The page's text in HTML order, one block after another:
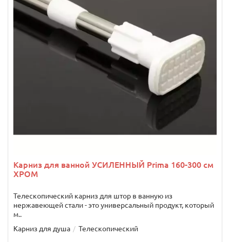
Карниз для ванной УСИЛЕННЫЙ Prima 160-300 см
ХРОМ
Телескопический карниз для штор в ванную из
нержавеющей стали - это универсальный продукт, который
м..
Карниз для душа
Телескопический